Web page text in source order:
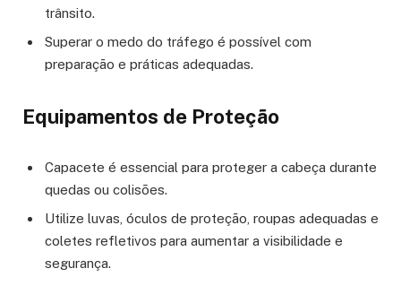
trânsito.
Superar o medo do tráfego é possível com
preparação e práticas adequadas.
Equipamentos de Proteção
Capacete é essencial para proteger a cabeça durante
quedas ou colisões.
Utilize luvas, óculos de proteção, roupas adequadas e
coletes refletivos para aumentar a visibilidade e
segurança.